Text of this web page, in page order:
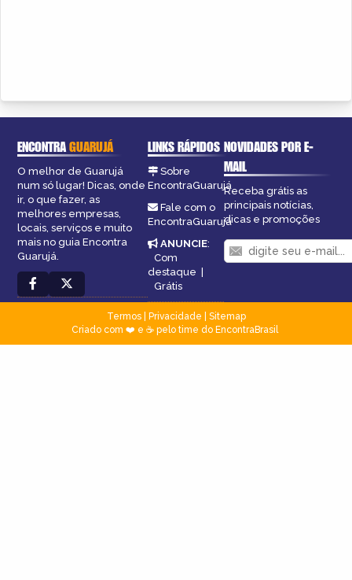
ENCONTRAGUARUJÁ
O melhor de Guarujá
num só lugar! Dicas, onde
ir, o que fazer, as
melhores empresas,
locais, serviços e muito
mais no guia Encontra
Guarujá.
LINKS RÁPIDOS
Sobre
EncontraGuarujá
Fale com o
EncontraGuarujá
ANUNCIE:
Com
destaque |
Grátis
NOVIDADES POR E-
MAIL
Receba grátis as
principais notícias,
dicas e promoções
Termos| Privacidade
Sitemap
Criado com ❤️ e ☕ pelo time do EncontraBrasil